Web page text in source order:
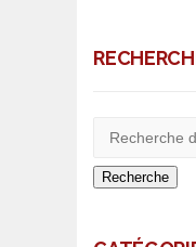
Recherche